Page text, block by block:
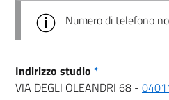
Numero di telefono
Indirizzo studio *
VIA DEGLI OLEANDRI 68 -